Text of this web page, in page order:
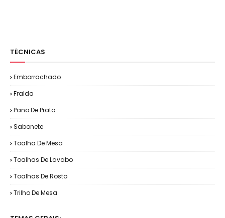
TÉCNICAS
Emborrachado
Fralda
Pano De Prato
Sabonete
Toalha De Mesa
Toalhas De Lavabo
Toalhas De Rosto
Trilho De Mesa